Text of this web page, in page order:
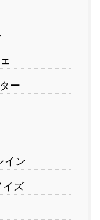
ー
イン
イズ